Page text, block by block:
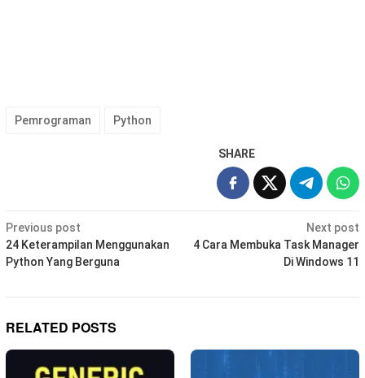
Pemrograman Python
SHARE
Post
navigation
Previous post
24 Keterampilan Menggunakan
Python Yang Berguna
Next post
4 Cara Membuka Task Manager
Di Windows 11
RELATED POSTS